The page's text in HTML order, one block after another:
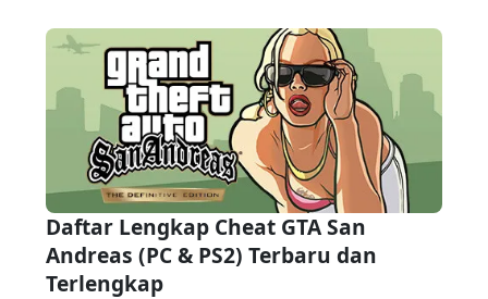
Daftar Lengkap Cheat GTA San
Andreas (PC & PS2) Terbaru dan
Terlengkap